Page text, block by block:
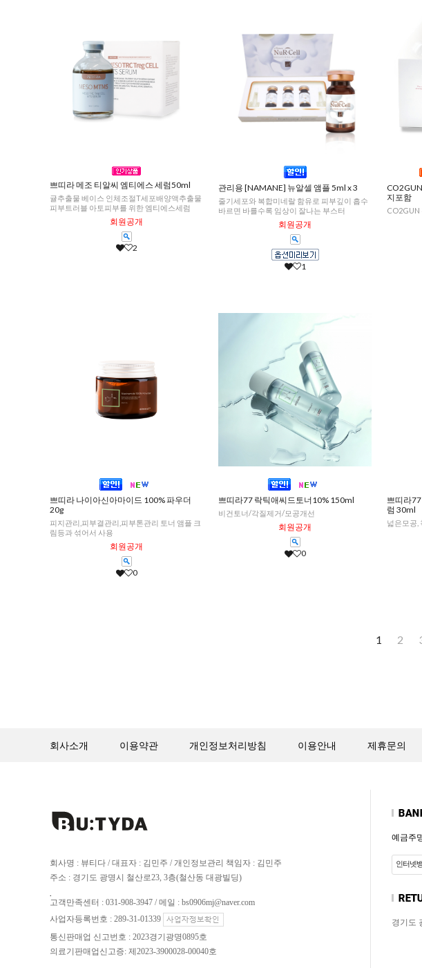
쁘띠라 메조 티알씨 엠티에스 세럼50ml
귤추출물 베이스 인체조절T세포배양액추출물
피부트러블 아토피부를 위한 엠티에스세럼
회원공개
2
관리용 [NAMANE] 뉴알셀 앰플 5ml x 3
줄기세포와 복합미네랄 함유로 피부깊이 흡수
바르면 바를수록 임상이 잘나는 부스터
회원공개
1
지포함
CO2GUN
쁘띠라 나이아신아마이드 100% 파우더
20g
피지관리,피부결관리,피부톤관리 토너 앰플 크
림등과 섞어서 사용
회원공개
0
쁘띠라77 락틱애씨드토너10% 150ml
비건토너/각질제거/모공개선
회원공개
0
쁘띠라
럼 30ml
넓은모공,
1 2
회사소개 이용약관 개인정보처리방침 이용안내 제휴문의
회사명 : 뷰티다 / 대표자 : 김민주 / 개인정보관리 책임자 : 김민주
주소 : 경기도 광명시 철산로23, 3층(철산동 대광빌딩)
고객만족센터 : 031-908-3947 / 메일 : bs0906mj@naver.com
사업자등록번호 : 289-31-01339
통신판매업 신고번호 : 2023경기광명0895호
의료기판매업신고증: 제2023-3900028-00040호
예금주
인터넷
경기도